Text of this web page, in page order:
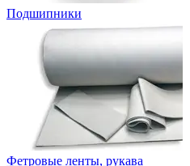
Подшипники
Фетровые ленты, рукава